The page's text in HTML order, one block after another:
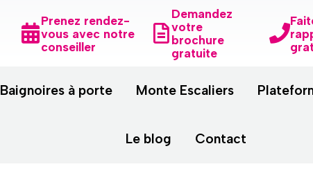
Prenez rendez-
vous avec notre
conseiller
Demandez
votre
brochure
gratuite
Baignoires à porte Monte Escaliers
Le blog Contact